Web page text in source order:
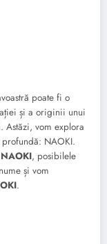
poate fi o
și a originii unui
Astăzi, vom explora
NAOKI.
, posibilele
și vom
.